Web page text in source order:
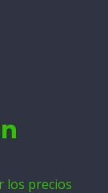
los precios